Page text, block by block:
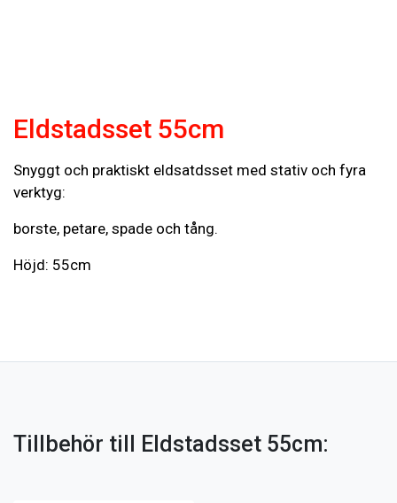
Eldstadsset 55cm
Snyggt och praktiskt eldsatdsset med stativ och fyra
verktyg:
borste, petare, spade och tång.
Höjd: 55cm
Tillbehör till Eldstadsset 55cm: